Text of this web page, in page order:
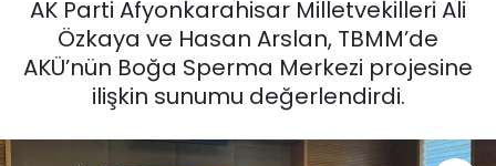
AK Parti Afyonkarahisar Milletvekilleri Ali
Özkaya ve Hasan Arslan, TBMM’de
AKÜ’nün Boğa Sperma Merkezi projesine
ilişkin sunumu değerlendirdi.
SİYASET
EĞİTİM
Tüm Manşetler
Son Dakika Haberleri